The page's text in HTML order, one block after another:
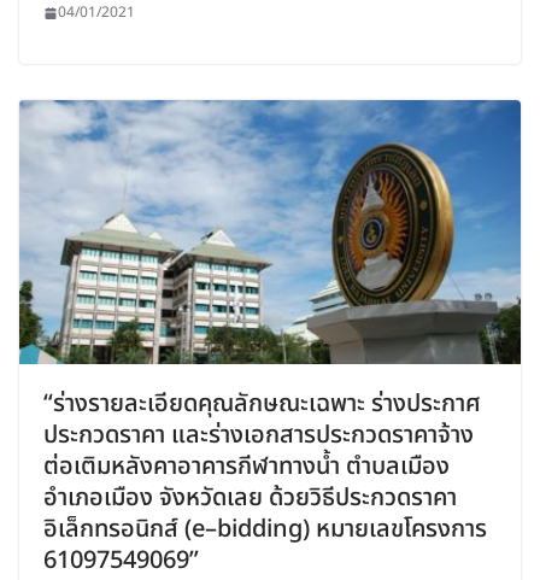
04/01/2021
“ร่างรายละเอียดคุณลักษณะเฉพาะ ร่างประกาศ
ประกวดราคา และร่างเอกสารประกวดราคาจ้าง
ต่อเติมหลังคาอาคารกีฬาทางน้ำ ตำบลเมือง
อำเภอเมือง จังหวัดเลย ด้วยวิธีประกวดราคา
อิเล็กทรอนิกส์ (e–bidding) หมายเลขโครงการ
61097549069”